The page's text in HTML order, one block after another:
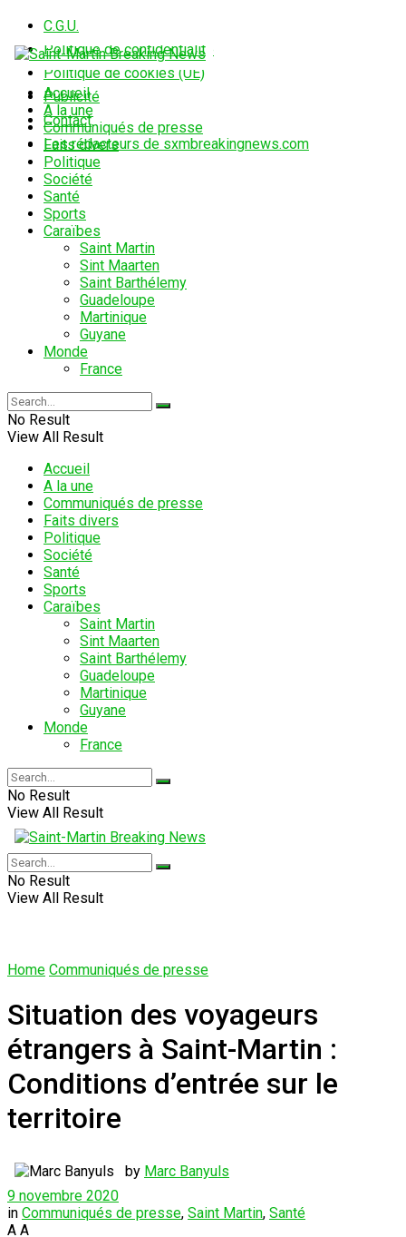
C.G.U.
Politique de confidentialité
Politique de cookies (UE)
Publicité
Contact
Les rédacteurs de sxmbreakingnews.com
Accueil
A la une
Communiqués de presse
Faits divers
Politique
Société
Santé
Sports
Caraïbes
Saint Martin
Sint Maarten
Saint Barthélemy
Guadeloupe
Martinique
Guyane
Monde
France
No Result
View All Result
Accueil
A la une
Communiqués de presse
Faits divers
Politique
Société
Santé
Sports
Caraïbes
Saint Martin
Sint Maarten
Saint Barthélemy
Guadeloupe
Martinique
Guyane
Monde
France
No Result
View All Result
No Result
View All Result
Home Communiqués de presse
Situation des voyageurs
étrangers à Saint-Martin :
Conditions d’entrée sur le
territoire
by Marc Banyuls
9 novembre 2020
in Communiqués de presse, Saint Martin, Santé
A A